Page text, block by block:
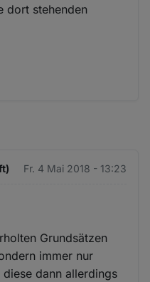
dort stehenden
Fr. 4 Mai 2018 - 13:23
Grundsätzen
immer nur
dann allerdings